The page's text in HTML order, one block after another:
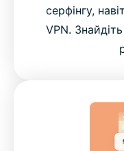
серфінгу,
VPN.